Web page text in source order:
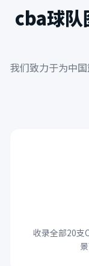
cba球
我们致力于为中
收录全部20支